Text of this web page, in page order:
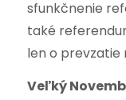
sfunkčnenie
také
len o prevzatie
Veľký